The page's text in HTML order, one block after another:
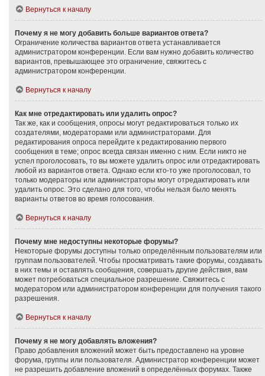
Вернуться к началу
Почему я не могу добавить больше вариантов ответа?
Ограничение количества вариантов ответа устанавливается
администратором конференции. Если вам нужно добавить количество
вариантов, превышающее это ограничение, свяжитесь с
администратором конференции.
Вернуться к началу
Как мне отредактировать или удалить опрос?
Так же, как и сообщения, опросы могут редактироваться только их
создателями, модераторами или администраторами. Для
редактирования опроса перейдите к редактированию первого
сообщения в теме; опрос всегда связан именно с ним. Если никто не
успел проголосовать, то вы можете удалить опрос или отредактировать
любой из вариантов ответа. Однако если кто-то уже проголосовал, то
только модераторы или администраторы могут отредактировать или
удалить опрос. Это сделано для того, чтобы нельзя было менять
варианты ответов во время голосования.
Вернуться к началу
Почему мне недоступны некоторые форумы?
Некоторые форумы доступны только определённым пользователям или
группам пользователей. Чтобы просматривать такие форумы, создавать
в них темы и оставлять сообщения, совершать другие действия, вам
может потребоваться специальное разрешение. Свяжитесь с
модератором или администратором конференции для получения такого
разрешения.
Вернуться к началу
Почему я не могу добавлять вложения?
Право добавления вложений может быть предоставлено на уровне
форума, группы или пользователя. Администратор конференции может
не разрешить добавление вложений в определённых форумах. Также